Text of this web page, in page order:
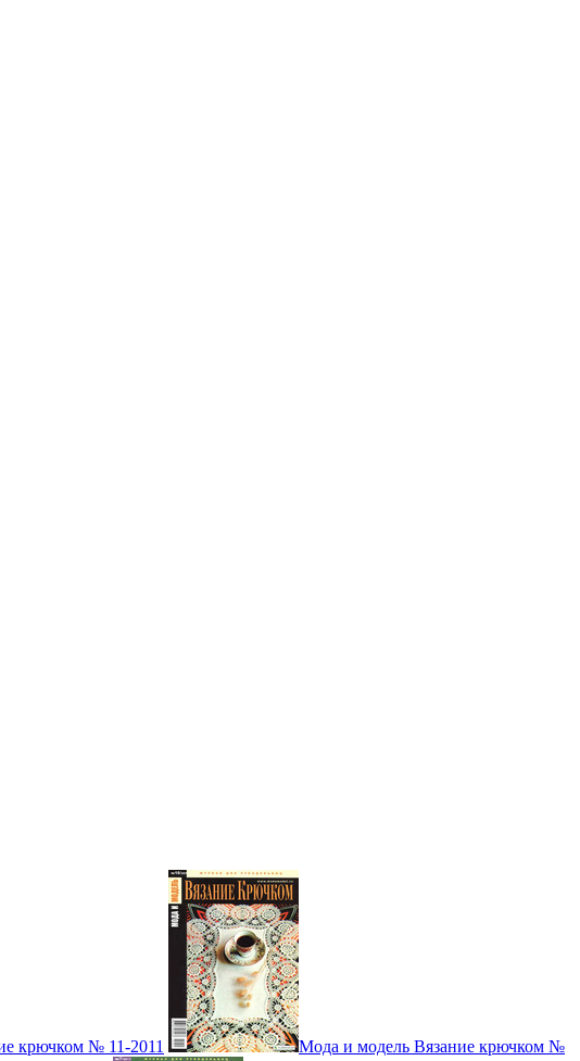
крючком № 11-2011 Мода и модель Вязание крючком №